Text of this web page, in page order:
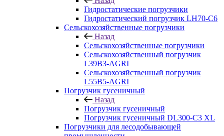
Гидростатические погрузчики
Гидростатический погрузчик LH70-C6
Сельскохозяйственные погрузчики
Назад
Сельскохозяйственные погрузчики
Сельскохозяйственный погрузчик
L39B3-AGRI
Сельскохозяйственный погрузчик
L55B5-AGRI
Погрузчик гусеничный
Назад
Погрузчик гусеничный
Погрузчик гусеничный DL300-C3 XL
Погрузчики для лесодобывающей